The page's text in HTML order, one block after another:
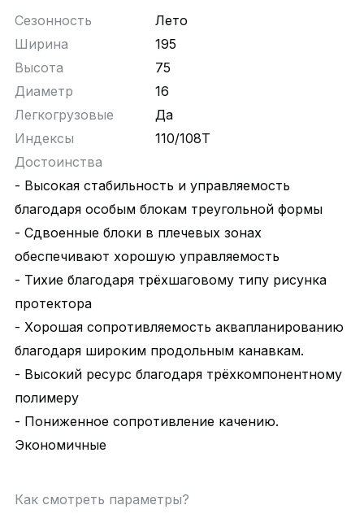
Сезонность
Лето
Ширина
195
Высота
75
Диаметр
16
Легкогрузовые
Да
Индексы
110/108T
Достоинства
- Высокая стабильность и управляемость
благодаря особым блокам треугольной формы
- Сдвоенные блоки в плечевых зонах
обеспечивают хорошую управляемость
- Тихие благодаря трёхшаговому типу рисунка
протектора
- Хорошая сопротивляемость аквапланированию
благодаря широким продольным канавкам.
- Высокий ресурс благодаря трёхкомпонентному
полимеру
- Пониженное сопротивление качению.
Экономичные
Как смотреть параметры?